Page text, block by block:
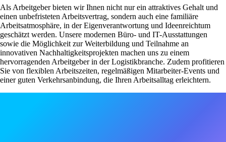
Als Arbeitgeber bieten wir Ihnen nicht nur ein attraktives Gehalt und
einen unbefristeten Arbeitsvertrag, sondern auch eine familiäre
Arbeitsatmosphäre, in der Eigenverantwortung und Ideenreichtum
geschätzt werden. Unsere modernen Büro- und IT-Ausstattungen
sowie die Möglichkeit zur Weiterbildung und Teilnahme an
innovativen Nachhaltigkeitsprojekten machen uns zu einem
hervorragenden Arbeitgeber in der Logistikbranche. Zudem profitieren
Sie von flexiblen Arbeitszeiten, regelmäßigen Mitarbeiter-Events und
einer guten Verkehrsanbindung, die Ihren Arbeitsalltag erleichtern.